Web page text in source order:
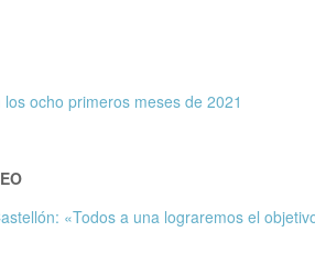
ocho primeros meses de 2021
«Todos a una lograremos el